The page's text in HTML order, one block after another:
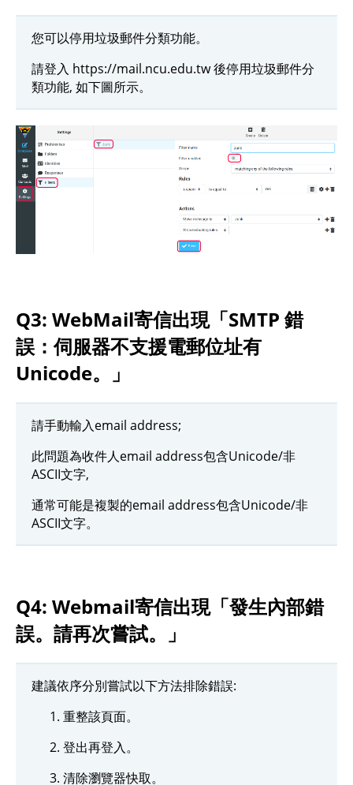
您可以停用垃圾郵件分類功能。
請登入 https://mail.ncu.edu.tw 後停用垃圾郵件分
類功能, 如下圖所示。
Q3: WebMail寄信出現「SMTP 錯
誤：伺服器不支援電郵位址有
Unicode。」
請手動輸入email address;
此問題為收件人email address包含Unicode/非
ASCII文字,
通常可能是複製的email address包含Unicode/非
ASCII文字。
Q4: Webmail寄信出現「發生內部錯
誤。請再次嘗試。」
建議依序分別嘗試以下方法排除錯誤:
重整該頁面。
登出再登入。
清除瀏覽器快取。